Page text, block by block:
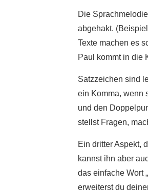
Die
abgehakt.
Texte machen es
Paul kommt in die
Satzzeichen sind
ein Komma, wenn
und den
stellst Fragen,
Ein dritter Aspekt,
kannst ihn aber
das einfache Wort
erweiterst du